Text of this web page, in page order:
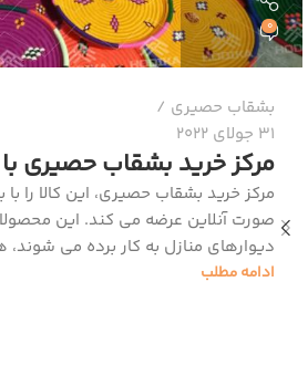
0
بشقاب حصیری
31 جولای 2022
مرکز خرید بشقاب حصیری
مرکز خرید بشقاب حصیری، این کالا را
صورت آنلاین عرضه می کند. این
دیوارهای منازل به کار برده می
ادامه مطلب